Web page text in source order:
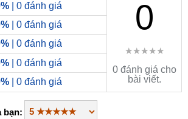
| 0 đánh giá 0
★★★★★
0 đánh giá cho
bài viết.
| 0 đánh giá
| 0 đánh giá
| 0 đánh giá
| 0 đánh giá
bạn: